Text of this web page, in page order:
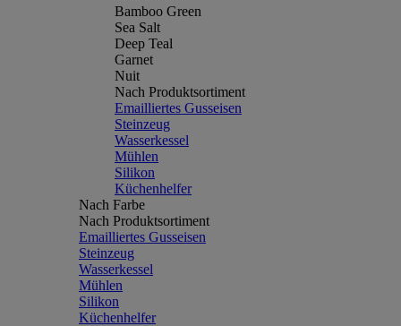
Bamboo Green
Sea Salt
Deep Teal
Garnet
Nuit
Nach Produktsortiment
Emailliertes Gusseisen
Steinzeug
Wasserkessel
Mühlen
Silikon
Küchenhelfer
Nach Farbe
Nach Produktsortiment
Emailliertes Gusseisen
Steinzeug
Wasserkessel
Mühlen
Silikon
Küchenhelfer